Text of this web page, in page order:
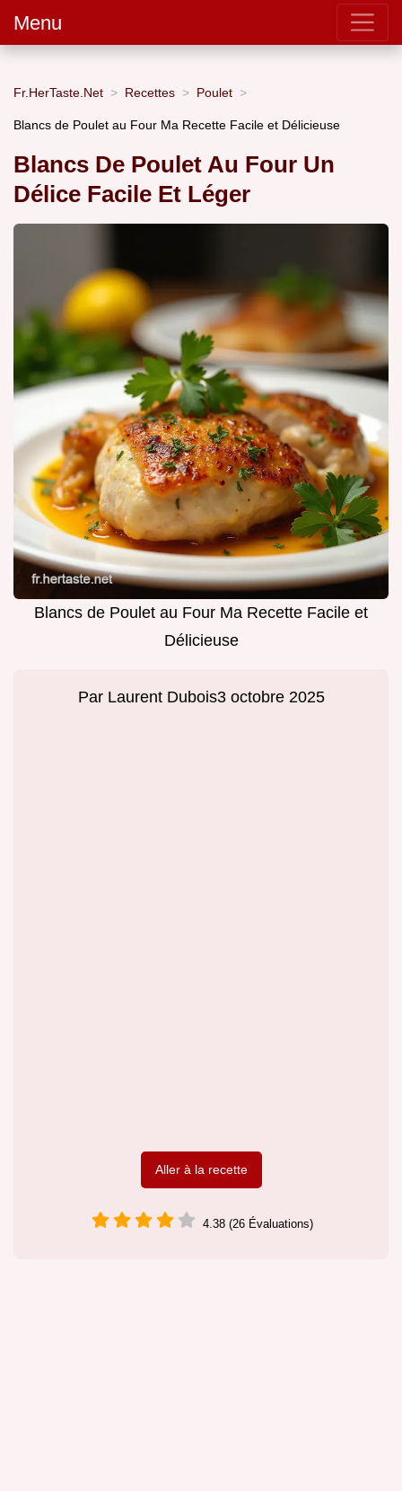
Menu
Fr.HerTaste.Net Recettes Poulet
Blancs de Poulet au Four Ma Recette Facile et Délicieuse
Blancs De Poulet Au Four Un
Délice Facile Et Léger
Blancs de Poulet au Four Ma Recette Facile et
Délicieuse
Par Laurent Dubois3 octobre 2025
Aller à la recette
4.38 (26 Évaluations)